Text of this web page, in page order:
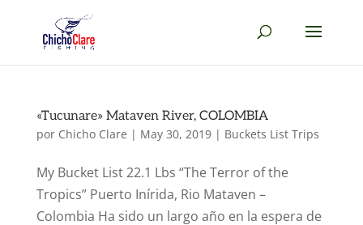
«Tucunare» Mataven River, COLOMBIA
por Chicho Clare | May 30, 2019| Buckets List Trips
My Bucket List 22.1 Lbs “The Terror of the
Tropics” Puerto Inírida, Rio Mataven –
Colombia Ha sido un largo año en la espera de